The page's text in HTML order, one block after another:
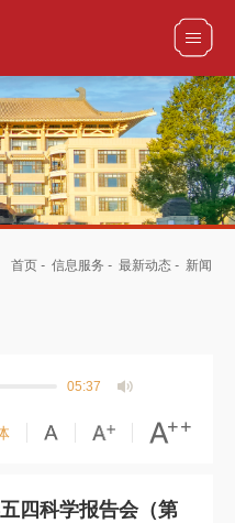
首页 - 信息服务 - 最新动态 - 新闻
05:37
四科学报告会（第